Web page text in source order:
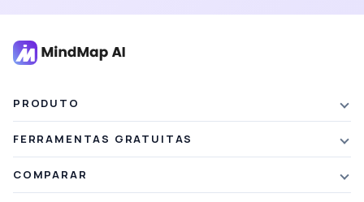
PRODUTO
Planos e preços
FERRAMENTAS GRATUITAS
Resumo de Artigos
COMPARAR